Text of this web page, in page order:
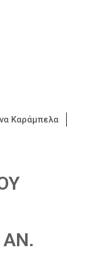
Καράμπελα